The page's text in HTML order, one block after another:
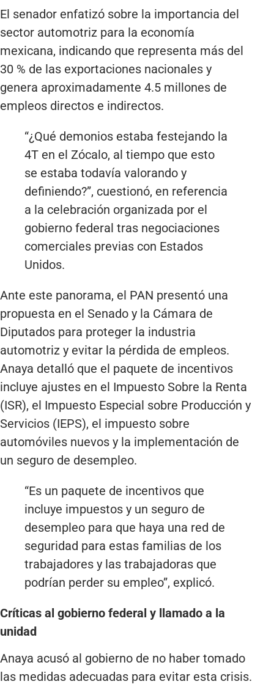
El senador enfatizó sobre la importancia del
sector automotriz para la economía
mexicana, indicando que representa más del
30 % de las exportaciones nacionales y
genera aproximadamente 4.5 millones de
empleos directos e indirectos.
“¿Qué demonios estaba festejando la
4T en el Zócalo, al tiempo que esto
se estaba todavía valorando y
definiendo?”, cuestionó, en referencia
a la celebración organizada por el
gobierno federal tras negociaciones
comerciales previas con Estados
Unidos.
Ante este panorama, el PAN presentó una
propuesta en el Senado y la Cámara de
Diputados para proteger la industria
automotriz y evitar la pérdida de empleos.
Anaya detalló que el paquete de incentivos
incluye ajustes en el Impuesto Sobre la Renta
(ISR), el Impuesto Especial sobre Producción y
Servicios (IEPS), el impuesto sobre
automóviles nuevos y la implementación de
un seguro de desempleo.
“Es un paquete de incentivos que
incluye impuestos y un seguro de
desempleo para que haya una red de
seguridad para estas familias de los
trabajadores y las trabajadoras que
podrían perder su empleo”, explicó.
Críticas al gobierno federal y llamado a la
unidad
Anaya acusó al gobierno de no haber tomado
las medidas adecuadas para evitar esta crisis.